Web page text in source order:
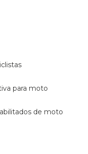
para moto
de moto